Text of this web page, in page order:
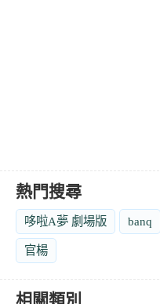
熱門搜尋
哆啦A夢 劇場版 banq
官楊
相關類別